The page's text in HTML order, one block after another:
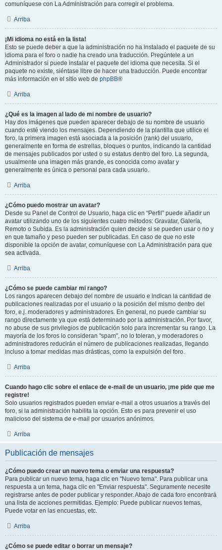
comuníquese con La Administración para corregir el problema.
Arriba
¡Mi idioma no está en la lista!
Esto se puede deber a que la administración no ha instalado el paquete de su
idioma para el foro o nadie ha creado una traducción. Pregúntele a un
Administrador si puede instalar el paquete del idioma que necesita. Si el
paquete no existe, siéntase libre de hacer una traducción. Puede encontrar
más información en el sitio web de phpBB®
Arriba
¿Qué es la imagen al lado de mi nombre de usuario?
Hay dos imágenes que pueden aparecer debajo de su nombre de usuario
cuando esté viendo los mensajes. Dependiendo de la plantilla que utilice el
foro, la primera imagen está asociada a la posición (rank) del usuario,
generalmente en forma de estrellas, bloques o puntos, indicando la cantidad
de mensajes publicados por usted o su estatus dentro del foro. La segunda,
usualmente una imagen más grande, es conocida como avatar y
generalmente es única o personal para cada usuario.
Arriba
¿Cómo puedo mostrar un avatar?
Desde su Panel de Control de Usuario, haga clic en “Perfil” puede añadir un
avatar utilizando uno de los siguientes cuatro métodos: Gravatar, Galería,
Remoto o Subida. Es la administración quien decide si se pueden usar o no y
en que tamaño y peso pueden ser publicadas. En caso de que no este
disponible la opción de avatar, comuníquese con La Administración para que
sea activada.
Arriba
¿Cómo se puede cambiar mi rango?
Los rangos aparecen debajo del nombre de usuario e indican la cantidad de
publicaciones realizadas por el usuario o la posición del mismo dentro del
foro, e.j. moderadores y administradores. En general, no puede cambiar su
rango directamente ya que está determinado por la administración. Por favor,
no abuse de sus privilegios de publicación solo para incrementar su rango. La
mayoría de los foros lo consideran "spam", no lo toleran, y moderadores o
administradores reducirán el número de publicaciones realizadas, llegando
incluso a tomar medidas mas drásticas, como la expulsión del foro.
Arriba
Cuando hago clic sobre el enlace de e-mail de un usuario, ¡me pide que me
registre!
Solo usuarios registrados pueden enviar e-mail a otros usuarios a través del
foro, si la administración habilita la opción. Esto es para prevenir el uso
malicioso del sistema de e-mail por usuarios anónimos.
Arriba
Publicación de mensajes
¿Cómo puedo crear un nuevo tema o enviar una respuesta?
Para publicar un nuevo tema, haga clic en "Nuevo tema". Para publicar una
respuesta a un tema, haga clic en "Enviar respuesta". Seguramente necesite
registrarse antes de poder publicar y responder. Abajo de cada foro encontrará
una lista de acciones permitidas. Ejemplo: Puede publicar nuevos temas,
Puede votar en las encuestas, etc.
Arriba
¿Cómo se puede editar o borrar un mensaje?